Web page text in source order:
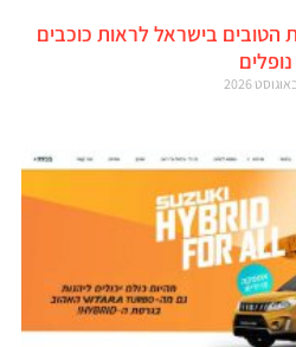
הטובים בישראל לראות כוכבים
נופלים